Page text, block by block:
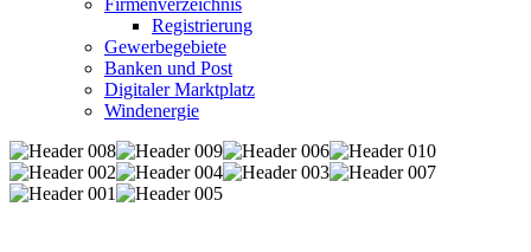
Firmenverzeichnis
Registrierung
Gewerbegebiete
Banken und Post
Digitaler Marktplatz
Windenergie